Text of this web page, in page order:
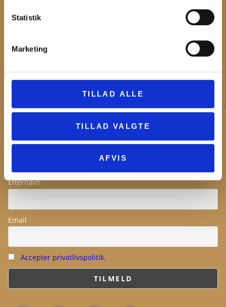
Statistik
Marketing
TILLAD ALLE
TILLAD VALGTE
AFVIS
Presseservice
Forskning
NYHEDSBREV
Fornavn
Efternavn
Email
Accepter privatlivspolitik.